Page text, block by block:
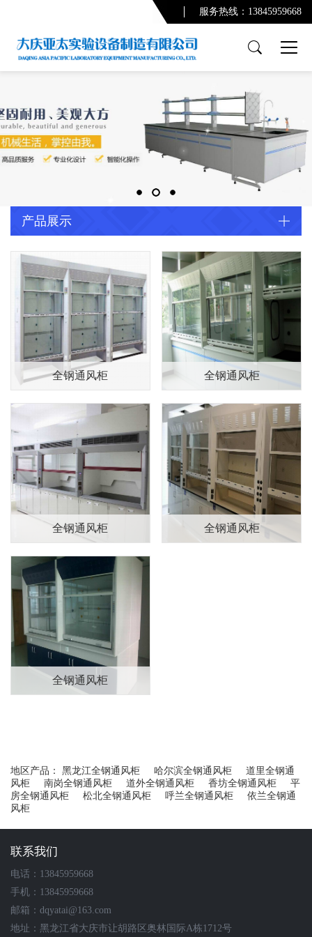
PCR实验室
通风柜系列
功能柜系列
净化系统及配套设备
配套产品
实验室规划设计
产品展示
服务热线：13845959668
产品展示
全钢通风柜 全钢通风柜
全钢通风柜 全钢通风柜
全钢通风柜
地区产品： 黑龙江全钢通风柜 哈尔滨全钢通风柜
道里全钢通
风柜
南岗全钢通风柜 道外全钢通风柜 香坊全钢通风柜
平
房全钢通风柜
松北全钢通风柜 呼兰全钢通风柜
依兰全钢通
风柜
联系我们
电话：13845959668
手机：13845959668
邮箱：dqyatai@163.com
地址：黑龙江省大庆市让胡路区奥林国际A栋1712号